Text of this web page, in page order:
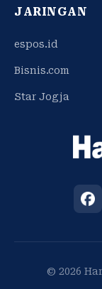
JARINGAN
espos.id
Bisnis.com
Star Jogja
© 2026